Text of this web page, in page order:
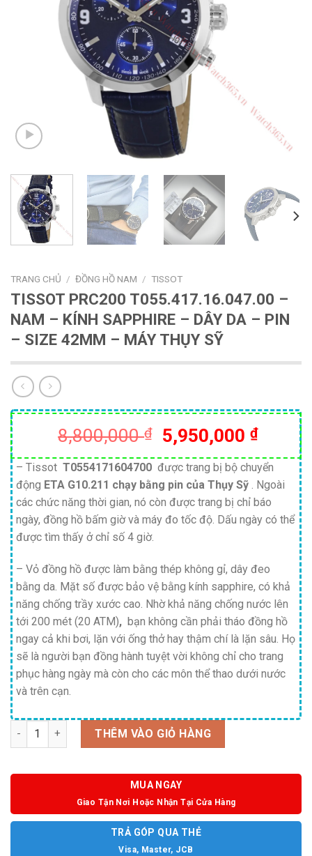
TRANG CHỦ / ĐỒNG HỒ NAM / TISSOT
TISSOT PRC200 T055.417.16.047.00 –
NAM – KÍNH SAPPHIRE – DÂY DA – PIN
– SIZE 42MM – MÁY THỤY SỸ
8,800,000₫
Giá
gốc
là:
8,800,000 ₫.
5,950,000 ₫Giá
hiện
tại
là:
– Tissot T0554171604700 được trang bị bộ chuyển
động ETA G10.211 chạy bằng pin của Thụy Sỹ . Ngoài
các chức năng thời gian, nó còn được trang bị chỉ báo
ngày, đồng hồ bấm giờ và máy đo tốc độ. Dấu ngày có thể
được tìm thấy ở chỉ số 4 giờ.
– Vỏ đồng hồ được làm bằng thép không gỉ, dây đeo
bằng da. Mặt số được bảo vệ bằng kính sapphire, có khả
năng chống trầy xước cao. Nhờ khả năng chống nước lên
tới 200 mét (20 ATM), bạn không cần phải tháo đồng hồ
ngay cả khi bơi, lặn với ống thở hay thậm chí là lặn sâu. Họ
sẽ là người bạn đồng hành tuyệt vời không chỉ cho trang
phục hàng ngày mà còn cho các môn thể thao dưới nước
và trên cạn.
Số lượng THÊM VÀO GIỎ HÀNG
MUA NGAY
Giao Tận Nơi Hoặc Nhận Tại Cửa Hàng
TRẢ GÓP QUA THẺ
Visa, Master, JCB